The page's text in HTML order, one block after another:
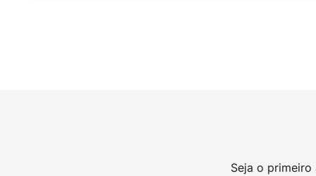
Seja o